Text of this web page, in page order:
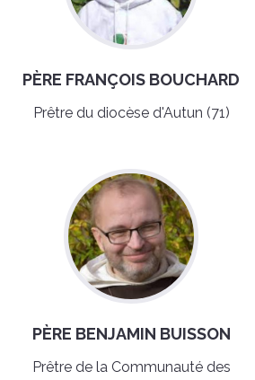
PÈRE FRANÇOIS BOUCHARD
Prêtre du diocèse d'Autun (71)
PÈRE BENJAMIN BUISSON
Prêtre de la Communauté des